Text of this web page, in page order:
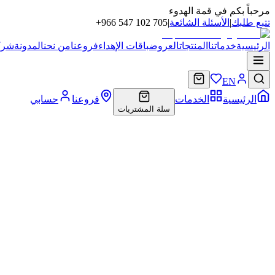
مرحباً بكم في قمة الهدوء
تتبع طلبك| الأسئلة الشائعة|
+966 547 102 705
الرئيسيةخدماتنا المنتجاتالعروضباقات الإهداءفروعنامن نحنالمدونة
EN
الرئيسية
الخدمات
سلة المشتريات
فروعنا حسابي